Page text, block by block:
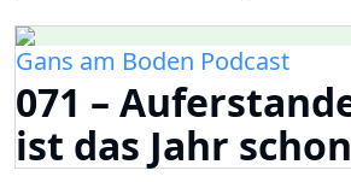
Gans am Boden Podcast
071 –
ist das Jahr